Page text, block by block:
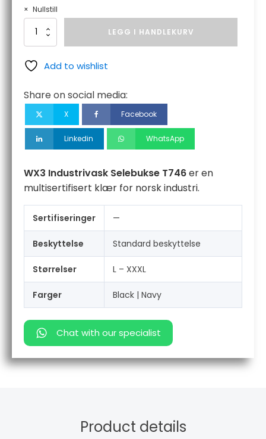
Nullstill
WX3
Industrivask
antall
LEGG I HANDLEKURV
Add to wishlist
Share on social media:
X Facebook
Linkedin WhatsApp
WX3 Industrivask Selebukse T746er en
multisertifisert klær for norsk industri.
Sertifiseringer —
Beskyttelse Standard beskyttelse
Størrelser L – XXXL
Farger Black | Navy
Chat with our specialist
Product details